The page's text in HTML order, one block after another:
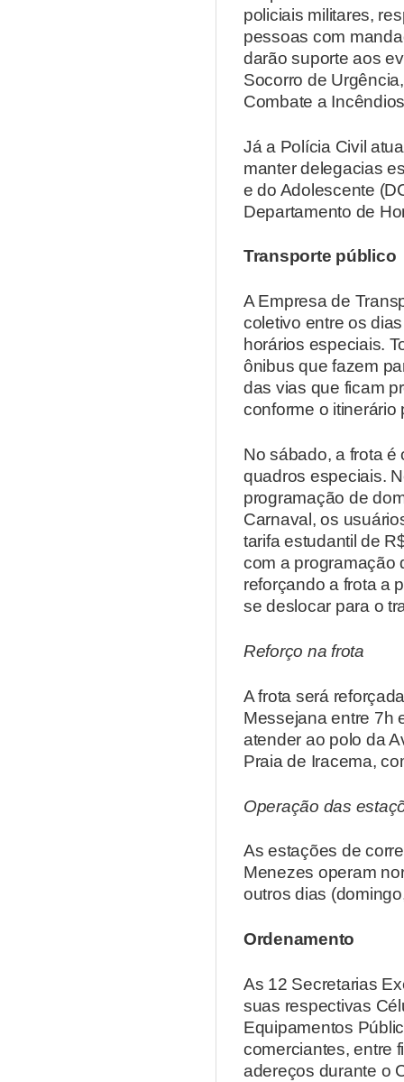
policiais militares,
pessoas com
darão suporte aos
Socorro de
Combate a
Já a Polícia Civil
manter delegacias
e do Adolescente
Departamento de
Transporte público
A Empresa de
coletivo entre os
horários especiais.
ônibus que fazem
das vias que ficam
conforme o itinerário
No sábado, a frota
quadros especiais.
programação de
Carnaval, os
tarifa estudantil de
com a programação
reforçando a frota a
se deslocar para o
Reforço na frota
A frota será
Messejana entre 7h
atender ao polo da
Praia de Iracema,
Operação das
As estações de
Menezes operam
outros dias
Ordenamento
As 12 Secretarias
suas respectivas
Equipamentos
comerciantes, entre
adereços durante o